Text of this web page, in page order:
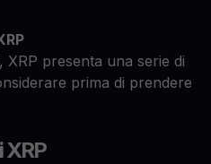
XRP presenta una serie di
prima di prendere
XRP